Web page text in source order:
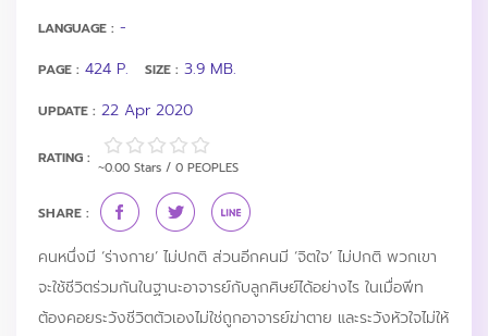
LANGUAGE : -
PAGE : 424 P. SIZE : 3.9 MB.
UPDATE : 22 Apr 2020
RATING :
~0.00 Stars / 0 PEOPLES
SHARE :
คนหนึ่งมี ‘ร่างกาย’ ไม่ปกติ ส่วนอีกคนมี ‘จิตใจ’ ไม่ปกติ พวกเขา
จะใช้ชีวิตร่วมกันในฐานะอาจารย์กับลูกศิษย์ได้อย่างไร ในเมื่อพีท
ต้องคอยระวังชีวิตตัวเองไม่ใช่ถูกอาจารย์ฆ่าตาย และระวังหัวใจไม่ให้